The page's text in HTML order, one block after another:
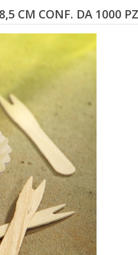
CM CONF. DA 1000